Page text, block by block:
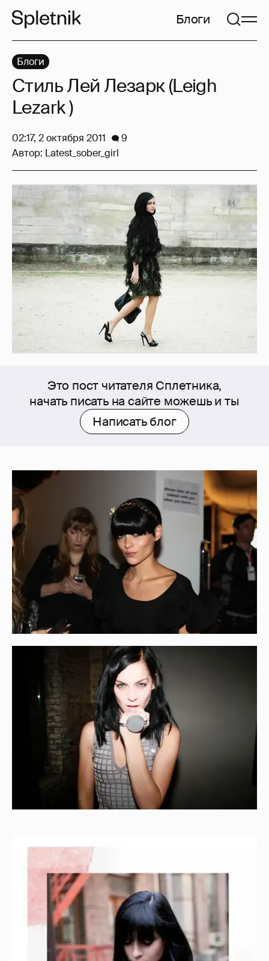
Блоги
Это пост читателя Сплетника,
начать писать на сайте можешь и ты
Написать блог
Блоги
Стиль Лей Лезарк (Leigh
Lezark )
02:17, 2 октября 2011
9
Автор: Latest_sober_girl